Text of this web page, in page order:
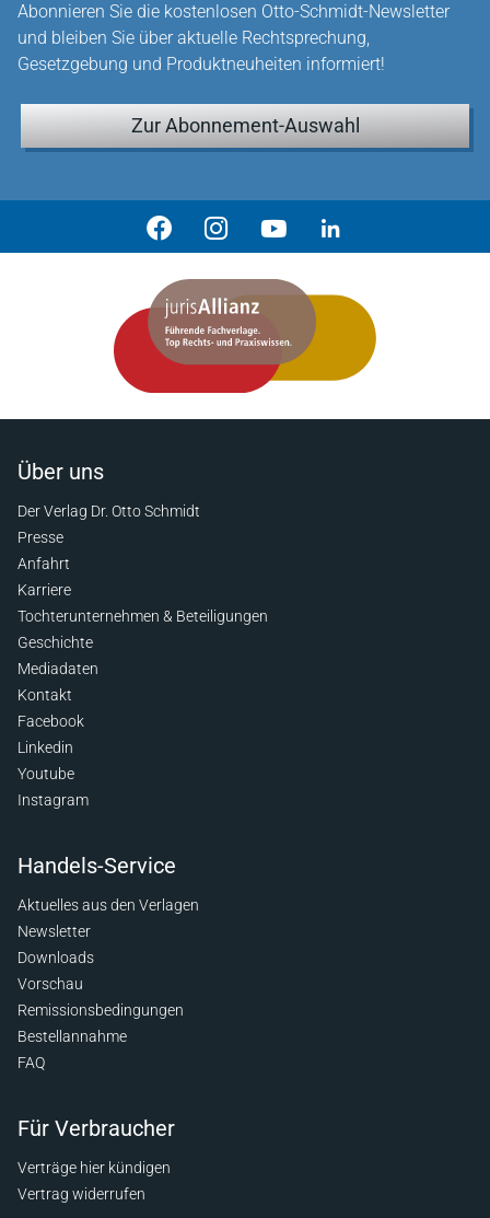
Abonnieren Sie die kostenlosen Otto-Schmidt-Newsletter
und bleiben Sie über aktuelle Rechtsprechung,
Gesetzgebung und Produktneuheiten informiert!
Zur Abonnement-Auswahl
Über uns
Der Verlag Dr. Otto Schmidt
Presse
Anfahrt
Karriere
Tochterunternehmen & Beteiligungen
Geschichte
Mediadaten
Kontakt
Facebook
Linkedin
Youtube
Instagram
Handels-Service
Aktuelles aus den Verlagen
Newsletter
Downloads
Vorschau
Remissionsbedingungen
Bestellannahme
FAQ
Für Verbraucher
Verträge hier kündigen
Vertrag widerrufen